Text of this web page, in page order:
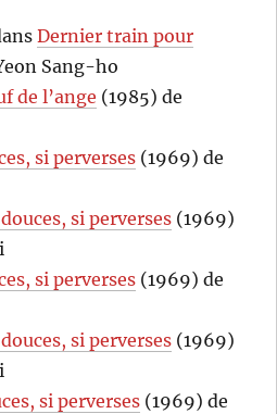
Dernier train pour
Sang-ho
de l’ange (1985) de
si perverses (1969) de
si perverses (1969)
si perverses (1969) de
si perverses (1969)
si perverses (1969) de